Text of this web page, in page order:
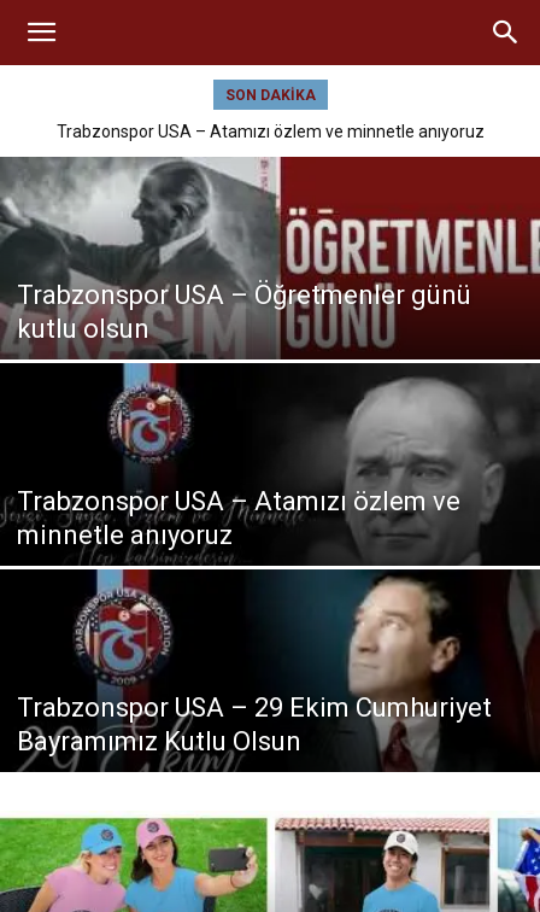
SON DAKIKA
Trabzonspor USA – Atamızı özlem ve minnetle anıyoruz
Trabzonspor USA – Öğretmenler günü
kutlu olsun
Trabzonspor USA – Atamızı özlem ve
minnetle anıyoruz
Trabzonspor USA – 29 Ekim Cumhuriyet
Bayramımız Kutlu Olsun